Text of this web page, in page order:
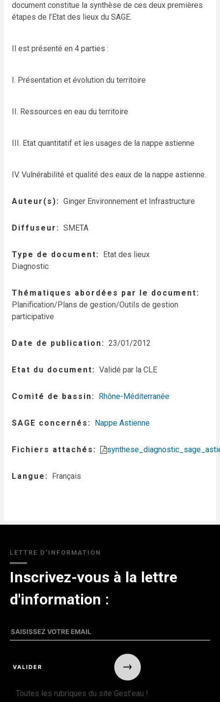
document constitue la synthèse de ces deux premières
étapes de l’Etat des lieux du SAGE.
Il est présenté en 4 parties :
I. Présentation et évolution du territoire
II. Ressources en eau du territoire
III. Etat quantitatif et les usages de la nappe astienne
IV. Vulnérabilité et qualité des eaux de la nappe astienne.
Auteur(s) Ginger Environnement et Infrastructure
Diffuseur SMETA
Type de document
Etat des lieux
Diagnostic
Thématiques abordées par le document
Planification/Plans de gestion/Outils de gestion
participative
Date de publication 23/01/2012
Etat du document Validé par la CLE
Comité de bassin Rhône-Méditerranée
SAGE concernés Nappe Astienne
Fichiers attachés
Langue Français
LETTRE D'INFORMATION
Inscrivez-vous à la lettre
d'information :
Toutes les rubriques du site Gest'eau !